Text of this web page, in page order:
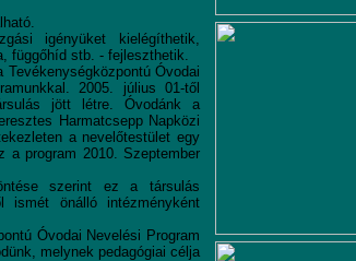
igényüket kielégíthetik,
függőhíd stb. - fejleszthetik.
Tevékenységközpontú Óvodai
2005. július 01-től
jött létre. Óvodánk a
Harmatcsepp Napközi
a nevelőtestület egy
a program 2010. Szeptember
szerint ez a társulás
ismét önálló intézményként
Óvodai Nevelési Program
melynek pedagógiai célja